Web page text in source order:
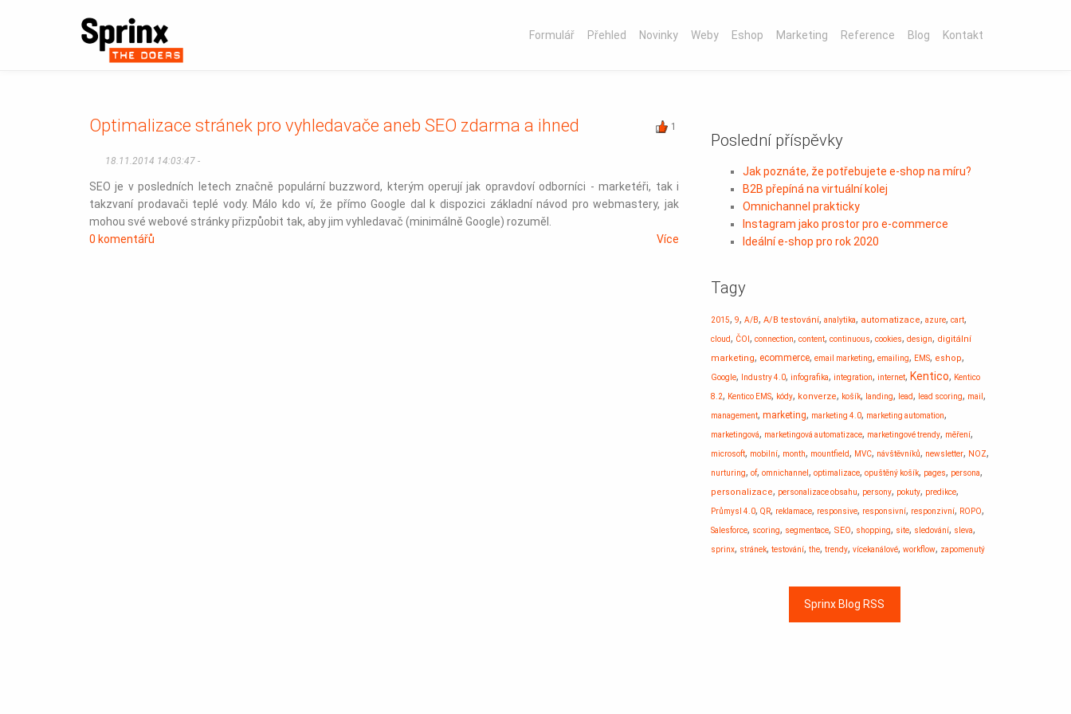
Formulář Přehled Novinky Weby Eshop Marketing Reference Blog Kontakt
1
Optimalizace stránek pro vyhledavače aneb SEO zdarma a ihned
18.11.2014 14:03:47 -
SEO je v posledních letech značně populární buzzword, kterým operují jak opravdoví odborníci - marketéři, tak i
takzvaní prodavači teplé vody. Málo kdo ví, že přímo Google dal k dispozici základní návod pro webmastery, jak
mohou své webové stránky přizpůobit tak, aby jim vyhledavač (minimálně Google) rozuměl.
0 komentářů
Více
Poslední příspěvky
Jak poznáte, že potřebujete e-shop na míru?
B2B přepíná na virtuální kolej
Omnichannel prakticky
Instagram jako prostor pro e-commerce
Ideální e-shop pro rok 2020
Tagy
2015, 9, A/B, A/B testování, analytika, automatizace, azure, cart,
cloud, ČOI , connection, content, continuous, cookies, design, digitální
marketing, ecommerce, email marketing, emailing, EMS, eshop,
Google, Industry 4.0, infografika, integration, internet, Kentico, Kentico
8.2, Kentico EMS, kódy, konverze, košík, landing, lead, lead scoring, mail ,
management, marketing, marketing 4.0, marketing automation,
marketingová, marketingová automatizace, marketingové trendy, měření,
microsoft, mobilní, month, mountfield, MVC, návštěvníků, newsletter, NOZ,
nurturing, of, omnichannel , optimalizace, opuštěný košík, pages, persona,
personalizace, personalizace obsahu, persony, pokuty, predikce,
Průmysl 4.0, QR, reklamace, responsive, responsivní, responzivní, ROPO,
Salesforce, scoring, segmentace, SEO, shopping, site, sledování, sleva,
sprinx, stránek, testování, the, trendy, vícekanálové, workflow, zapomenutý
Sprinx Blog RSS